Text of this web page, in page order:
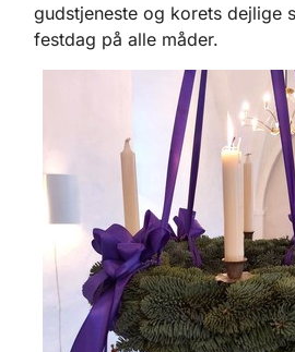
gudstjeneste og korets dejlige
festdag på alle måder.